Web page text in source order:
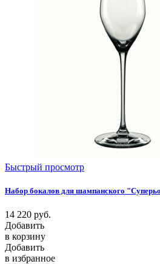
Быстрый просмотр
Набор бокалов для шампанского
14 220 руб.
Добавить
в корзину
Добавить
в избранное